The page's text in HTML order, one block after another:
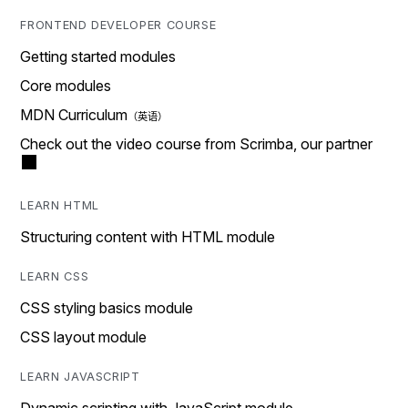
FRONTEND DEVELOPER COURSE
Getting started modules
Core modules
MDN Curriculum
Check out the video course from Scrimba, our partner
LEARN HTML
Structuring content with HTML module
LEARN CSS
CSS styling basics module
CSS layout module
LEARN JAVASCRIPT